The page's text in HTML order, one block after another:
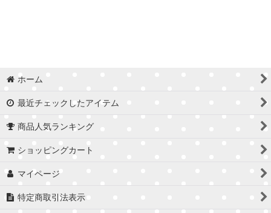
ホーム
最近チェックしたアイテム
商品人気ランキング
ショッピングカート
マイページ
特定商取引法表示